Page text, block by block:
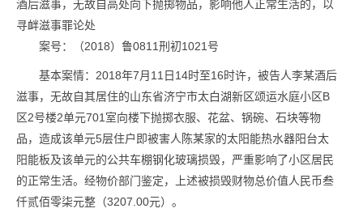
酒后滋事，无故自高处向下抛掷物品，影响他人正常生活的，以
寻衅滋事罪论处
案号：（2018）鲁0811刑初1021号
基本案情：2018年7月11日14时至16时许，被告人李某酒后
滋事，无故自其居住的山东省济宁市太白湖新区颂运水庭小区B
区2号楼2单元701室向楼下抛掷衣服、花盆、锅碗、石块等物
品，造成该单元5层住户即被害人陈某家的太阳能热水器阳台太
阳能板及该单元的公共车棚钢化玻璃损毁，严重影响了小区居民
的正常生活。经物价部门鉴定，上述被损毁财物总价值人民币叁
仟贰佰零柒元整（3207.00元）。